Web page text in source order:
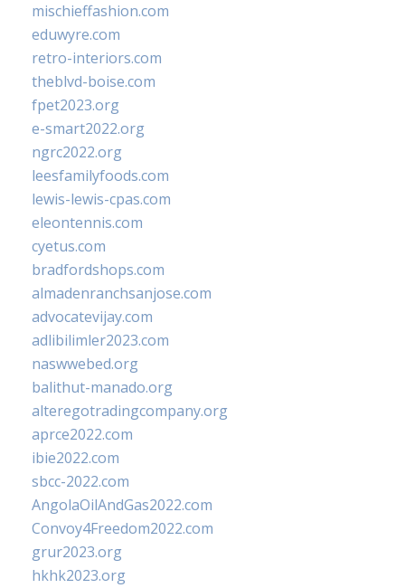
mischieffashion.com
eduwyre.com
retro-interiors.com
theblvd-boise.com
fpet2023.org
e-smart2022.org
ngrc2022.org
leesfamilyfoods.com
lewis-lewis-cpas.com
eleontennis.com
cyetus.com
bradfordshops.com
almadenranchsanjose.com
advocatevijay.com
adlibilimler2023.com
naswwebed.org
balithut-manado.org
alteregotradingcompany.org
aprce2022.com
ibie2022.com
sbcc-2022.com
AngolaOilAndGas2022.com
Convoy4Freedom2022.com
grur2023.org
hkhk2023.org